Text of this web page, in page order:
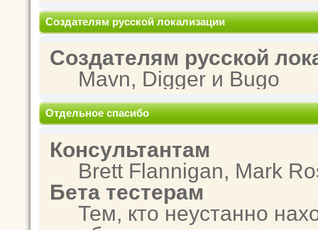
Создателям русской локализации
Создателям русской
Mavn, Digger и Bugo
Отдельное спасибо
Консультантам
Brett Flannigan, Mark
Бета тестерам
Тем, кто неустанно